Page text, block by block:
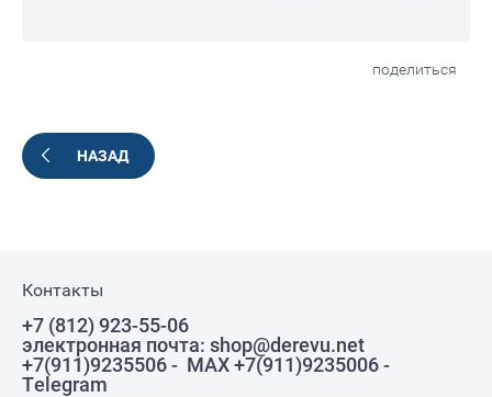
поделиться
НАЗАД
Контакты
+7 (812) 923-55-06
электронная почта: shop@derevu.net
+7(911)9235506 - MAX +7(911)9235006 -
Telegram